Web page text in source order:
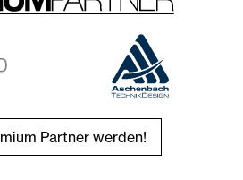
Partner werden!